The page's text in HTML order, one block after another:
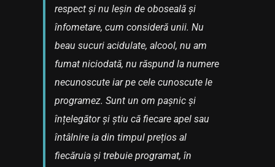
respect și nu leșin de oboseală și
înfometare, cum consideră unii. Nu
beau sucuri acidulate, alcool, nu am
fumat niciodată, nu răspund la numere
necunoscute iar pe cele cunoscute le
programez. Sunt un om pașnic și
înțelegător și știu că fiecare apel sau
întâlnire ia din timpul prețios al
fiecăruia și trebuie programat, în